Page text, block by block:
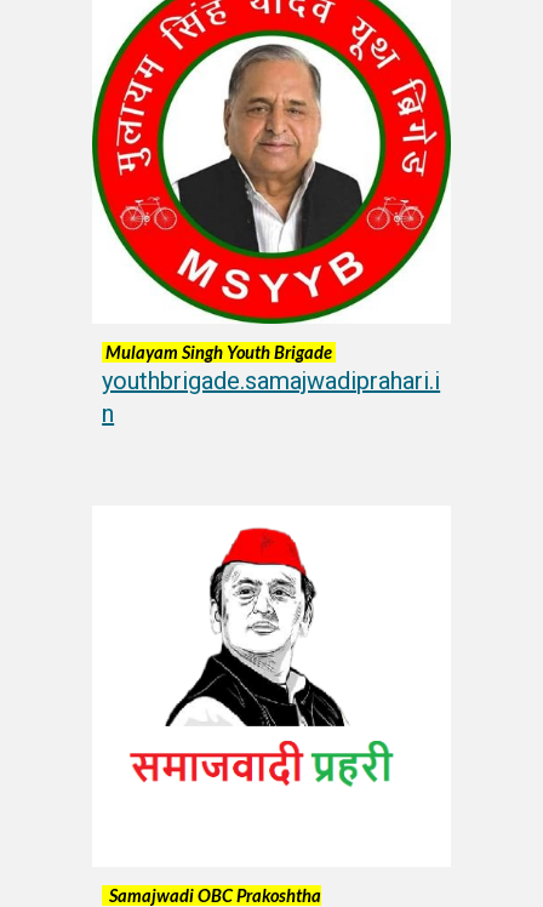
Mulayam Singh Youth Brigade
youthbrigade.samajwadiprahari.i
n
Samajwadi OBC Prakoshtha